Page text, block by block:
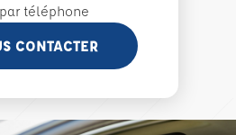
téléphone
CONTACTER